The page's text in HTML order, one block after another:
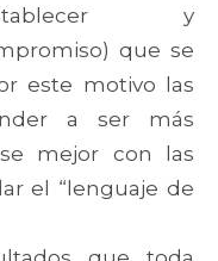
y
que se
este motivo las
a ser más
mejor con las
el “lenguaje de